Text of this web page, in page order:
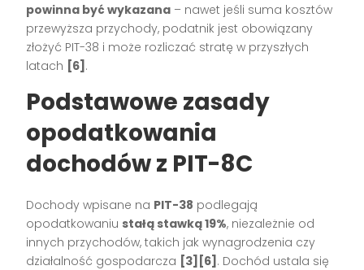
powinna być wykazana – nawet jeśli suma kosztów
przewyższa przychody, podatnik jest obowiązany
złożyć PIT-38 i może rozliczać stratę w przyszłych
latach [6] .
Podstawowe zasady
opodatkowania
dochodów z PIT-8C
Dochody wpisane na PIT-38 podlegają
opodatkowaniu stałą stawką 19%, niezależnie od
innych przychodów, takich jak wynagrodzenia czy
działalność gospodarcza [3][6] . Dochód ustala się